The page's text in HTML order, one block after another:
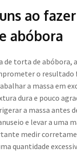
ao
abóbora
de torta de abóbora,
o resultado
a massa em
dura e pouco
a massa antes
e levar a uma
medir
quantidade